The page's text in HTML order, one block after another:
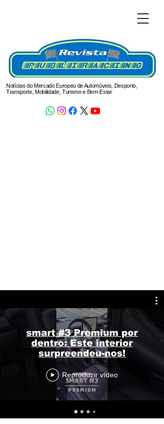
Notícias do Mercado Europeu de Automóveis, Desporto,
Transporte, Mobilidade, Turismo e Bem-Estar
smart #3 Premium por
dentro: Este interior
surpreendeu-nos!
Reproduzir vídeo